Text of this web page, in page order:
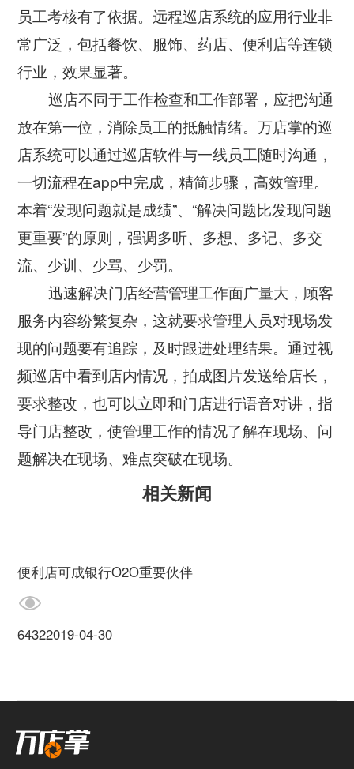
员工考核有了依据。远程巡店系统的应用行业非
常广泛，包括餐饮、服饰、药店、便利店等连锁
行业，效果显著。
巡店不同于工作检查和工作部署，应把沟通
放在第一位，消除员工的抵触情绪。万店掌的巡
店系统可以通过巡店软件与一线员工随时沟通，
一切流程在app中完成，精简步骤，高效管理。
本着“发现问题就是成绩”、“解决问题比发现问题
更重要”的原则，强调多听、多想、多记、多交
流、少训、少骂、少罚。
迅速解决门店经营管理工作面广量大，顾客
服务内容纷繁复杂，这就要求管理人员对现场发
现的问题要有追踪，及时跟进处理结果。通过视
频巡店中看到店内情况，拍成图片发送给店长，
要求整改，也可以立即和门店进行语音对讲，指
导门店整改，使管理工作的情况了解在现场、问
题解决在现场、难点突破在现场。
相关新闻
便利店可成银行O2O重要伙伴
64322019-04-30